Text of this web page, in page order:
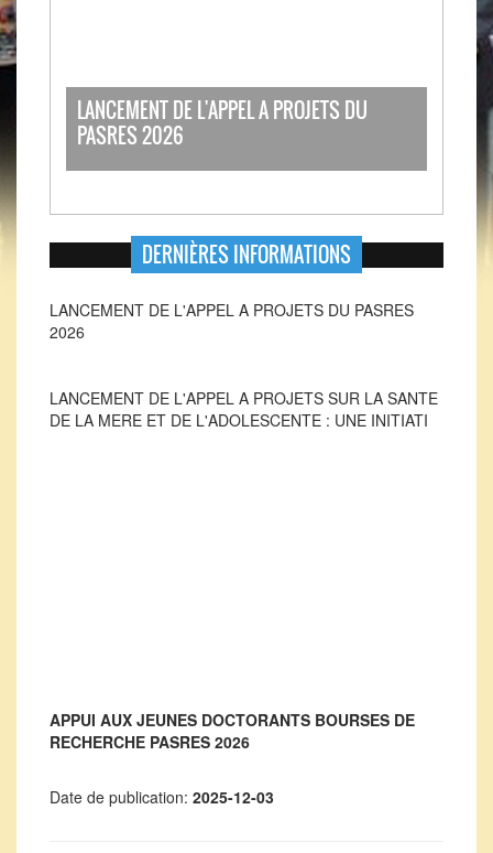
LANCEMENT DE L'APPEL A PROJETS DU
PASRES 2026
DERNIÈRES INFORMATIONS
LANCEMENT DE L'APPEL A PROJETS SUR LA SANTE
APPUI AUX JEUNES DOCTORANTS BOURSES DE
RECHERCHE PASRES 2026
Date de publication: 2025-12-03